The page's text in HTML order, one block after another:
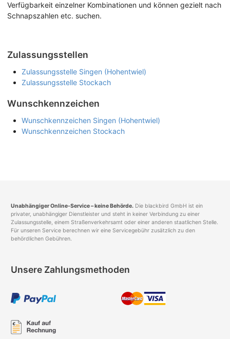
Verfügbarkeit einzelner Kombinationen und können gezielt nach
Schnapszahlen etc. suchen.
Zulassungsstellen
Zulassungsstelle Singen (Hohentwiel)
Zulassungsstelle Stockach
Wunschkennzeichen
Wunschkennzeichen Singen (Hohentwiel)
Wunschkennzeichen Stockach
Unabhängiger Online-Service – keine Behörde. Die blackbird GmbH ist ein
privater, unabhängiger Dienstleister und steht in keiner Verbindung zu einer
Zulassungsstelle, einem Straßenverkehrsamt oder einer anderen staatlichen Stelle.
Für unseren Service berechnen wir eine Servicegebühr zusätzlich zu den
behördlichen Gebühren.
Unsere Zahlungsmethoden